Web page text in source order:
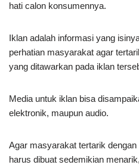
hati calon konsumennya.
Iklan adalah informasi yang
perhatian masyarakat agar
yang ditawarkan pada iklan
Media untuk iklan bisa
elektronik, maupun audio.
Agar masyarakat tertarik
harus dibuat sedemikian